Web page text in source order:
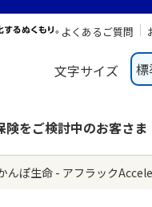
よくあるご質問
文字サイズ
険をご検討中のお客さま
かんぽ生命 - アフラック